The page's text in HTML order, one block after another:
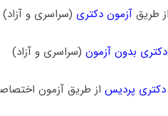
آزمون دکتری (سراسری و آزاد)
دکتری بدون آزمون(سراسری و آزاد)
دکتری پردیساز طریق آزمون